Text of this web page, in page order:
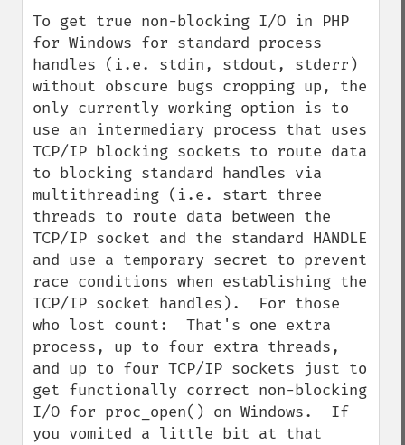
To get true non-blocking I/O in PHP
for Windows for standard process
handles (i.e. stdin, stdout, stderr)
without obscure bugs cropping up, the
only currently working option is to
use an intermediary process that uses
TCP/IP blocking sockets to route data
to blocking standard handles via
multithreading (i.e. start three
threads to route data between the
TCP/IP socket and the standard HANDLE
and use a temporary secret to prevent
race conditions when establishing the
TCP/IP socket handles).  For those
who lost count:  That's one extra
process, up to four extra threads,
and up to four TCP/IP sockets just to
get functionally correct non-blocking
I/O for proc_open() on Windows.  If
you vomited a little bit at that